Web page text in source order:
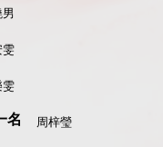
雯
雯
名 周梓瑩